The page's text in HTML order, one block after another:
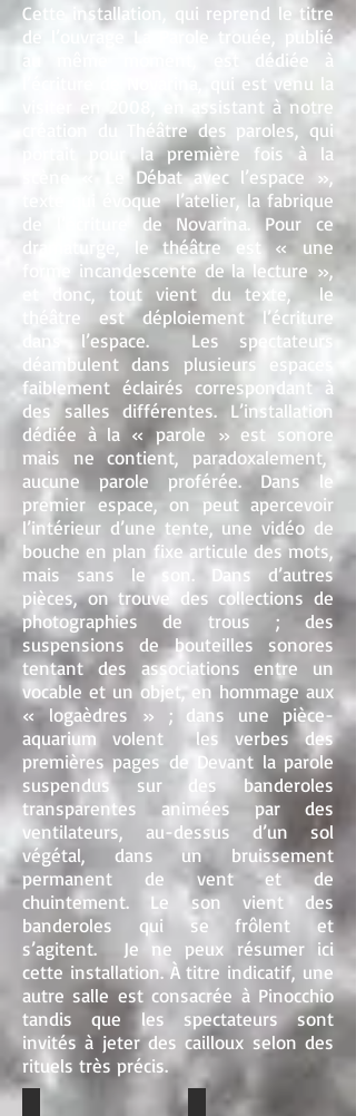
Cette installation, qui reprend le titre
de l’ouvrage La Parole trouée, publié
au même moment, est dédiée à
l’écriture de Novarina, qui est venu la
visiter en 2008, en assistant à notre
création du Théâtre des paroles, qui
portait pour la première fois à la
scène « Le Débat avec l’espace »,
texte qui évoque l’atelier, la fabrique
de l’écriture de Novarina. Pour ce
dramaturge, le théâtre est « une
forme incandescente de la lecture »,
et donc, tout vient du texte, le
théâtre est déploiement l’écriture
dans l’espace. Les spectateurs
déambulent dans plusieurs espaces
faiblement éclairés correspondant à
des salles différentes. L’installation
dédiée à la « parole » est sonore
mais ne contient, paradoxalement,
aucune parole proférée. Dans le
premier espace, on peut apercevoir
l’intérieur d’une tente, une vidéo de
bouche en plan fixe articule des mots,
mais sans le son. Dans d’autres
pièces, on trouve des collections de
photographies de trous ; des
suspensions de bouteilles sonores
tentant des associations entre un
vocable et un objet, en hommage aux
« logaèdres » ; dans une pièce-
aquarium volent les verbes des
premières pages de Devant la parole
suspendus sur des banderoles
transparentes animées par des
ventilateurs, au-dessus d’un sol
végétal, dans un bruissement
permanent de vent et de
chuintement. Le son vient des
banderoles qui se frôlent et
s’agitent. Je ne peux résumer ici
cette installation. À titre indicatif, une
autre salle est consacrée à Pinocchio
tandis que les spectateurs sont
invités à jeter des cailloux selon des
rituels très précis.